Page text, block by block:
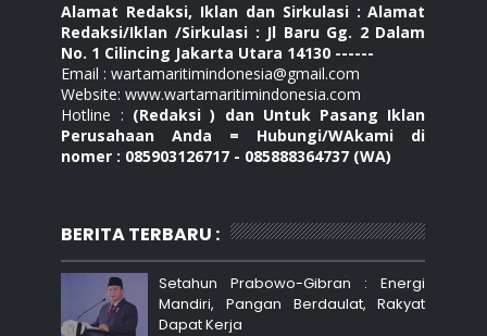
Alamat Redaksi, Iklan dan Sirkulasi : Alamat
Redaksi/Iklan /Sirkulasi : Jl Baru Gg. 2 Dalam
No. 1 Cilincing Jakarta Utara 14130 ------
Email : wartamaritimindonesia@gmail.com
Website: www.wartamaritimindonesia.com
Hotline : (Redaksi ) dan Untuk Pasang Iklan
Perusahaan Anda = Hubungi/WAkami di
nomer : 085903126717 - 085888364737 (WA)
BERITA TERBARU :
Setahun Prabowo-Gibran : Energi
Mandiri, Pangan Berdaulat, Rakyat
Dapat Kerja